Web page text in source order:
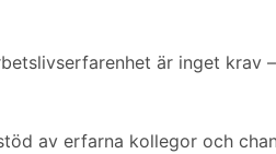
är inget krav
av erfarna kollegor och